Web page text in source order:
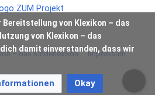
Bereitstellung von Klexikon – das
von Klexikon – das
damit einverstanden, dass wir
Okay
– das Kinderlexikon Impressum